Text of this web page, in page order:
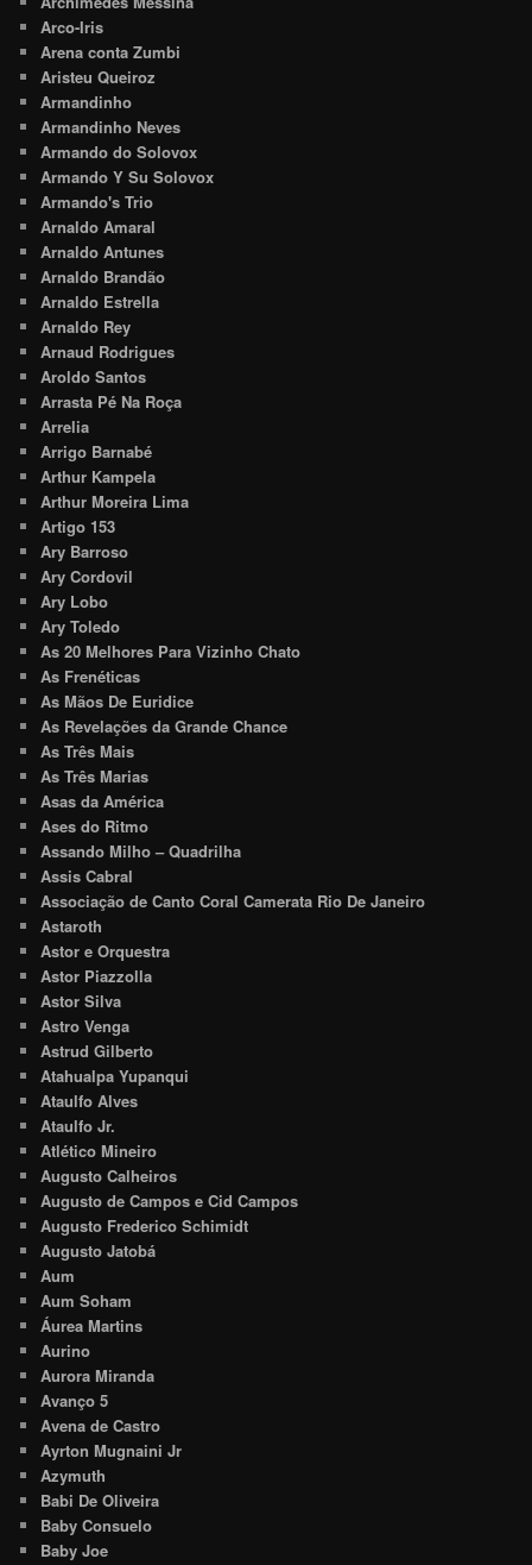
Arco-Iris
Arena conta Zumbi
Aristeu Queiroz
Armandinho
Armandinho Neves
Armando do Solovox
Armando Y Su Solovox
Armando's Trio
Arnaldo Amaral
Arnaldo Antunes
Arnaldo Brandão
Arnaldo Estrella
Arnaldo Rey
Arnaud Rodrigues
Aroldo Santos
Arrasta Pé Na Roça
Arrelia
Arrigo Barnabé
Arthur Kampela
Arthur Moreira Lima
Artigo 153
Ary Barroso
Ary Cordovil
Ary Lobo
Ary Toledo
As 20 Melhores Para Vizinho Chato
As Frenéticas
As Mãos De Euridice
As Revelações da Grande Chance
As Três Mais
As Três Marias
Asas da América
Ases do Ritmo
Assando Milho – Quadrilha
Assis Cabral
Associação de Canto Coral Camerata Rio De Janeiro
Astaroth
Astor e Orquestra
Astor Piazzolla
Astor Silva
Astro Venga
Astrud Gilberto
Atahualpa Yupanqui
Ataulfo Alves
Ataulfo Jr.
Atlético Mineiro
Augusto Calheiros
Augusto de Campos e Cid Campos
Augusto Frederico Schimidt
Augusto Jatobá
Aum
Aum Soham
Áurea Martins
Aurino
Aurora Miranda
Avanço 5
Avena de Castro
Ayrton Mugnaini Jr
Azymuth
Babi De Oliveira
Baby Consuelo
Baby Joe